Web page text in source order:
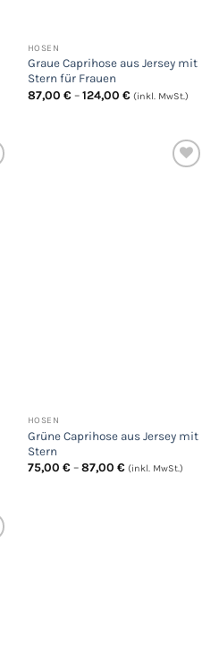
HOSEN
Graue Caprihose aus Jersey mit
Stern für Frauen
87,00 € – 124,00 €Preisspanne:
(inkl. MwSt.)
HOSEN
Grüne Caprihose aus Jersey mit
Stern
75,00 € – 87,00 €Preisspanne:
(inkl. MwSt.)